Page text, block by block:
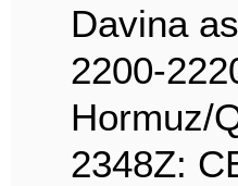
Davina
2200-
Hormuz/
2348Z: